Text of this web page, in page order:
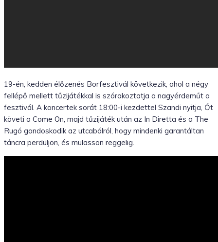
19-én, kedden élőzenés Borfesztivál következik, ahol a négy
fellépő mellett tűzijátékkal is szórakoztatja a nagyérdeműt a
fesztivál. A koncertek sorát 18:00-i kezdettel Szandi nyitja, Őt
követi a Come On, majd tűzijáték után az In Diretta és a The
Rugó gondoskodik az utcabálról, hogy mindenki garantáltan
táncra perdüljön, és mulasson reggelig.